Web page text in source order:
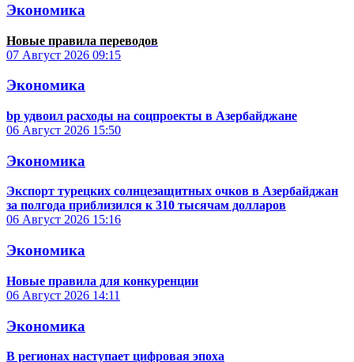
Экономика
Новые правила переводов
07 Август 2026 09:15
Экономика
bp удвоил расходы на соцпроекты в Азербайджане
06 Август 2026 15:50
Экономика
Экспорт турецких солнцезащитных очков в Азербайджан
за полгода приблизился к 310 тысячам долларов
06 Август 2026 15:16
Экономика
Новые правила для конкуренции
06 Август 2026 14:11
Экономика
В регионах наступает цифровая эпоха